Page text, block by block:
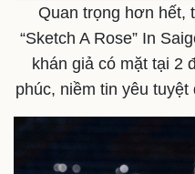
eSports
Quan trọng hơn hết,
“Sketch A Rose” In
khán giả có mặt tại 2
phúc, niềm tin yêu